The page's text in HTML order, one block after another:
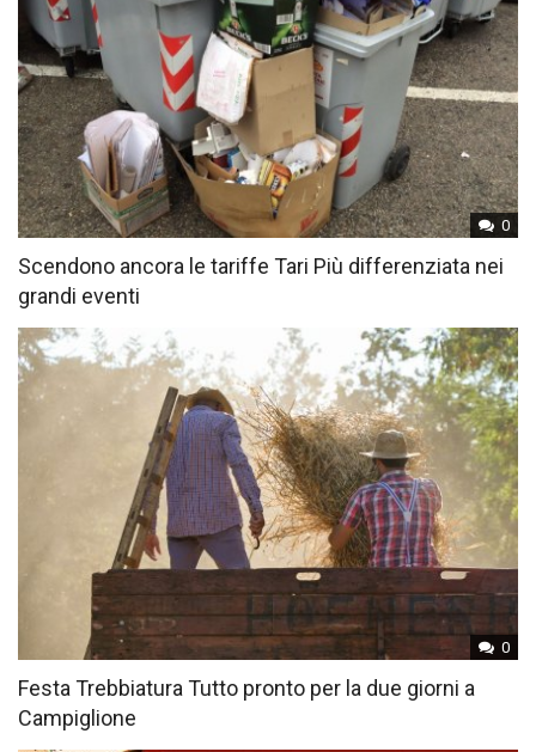
0
Scendono ancora le tariffe Tari Più differenziata nei
grandi eventi
0
Festa Trebbiatura Tutto pronto per la due giorni a
Campiglione